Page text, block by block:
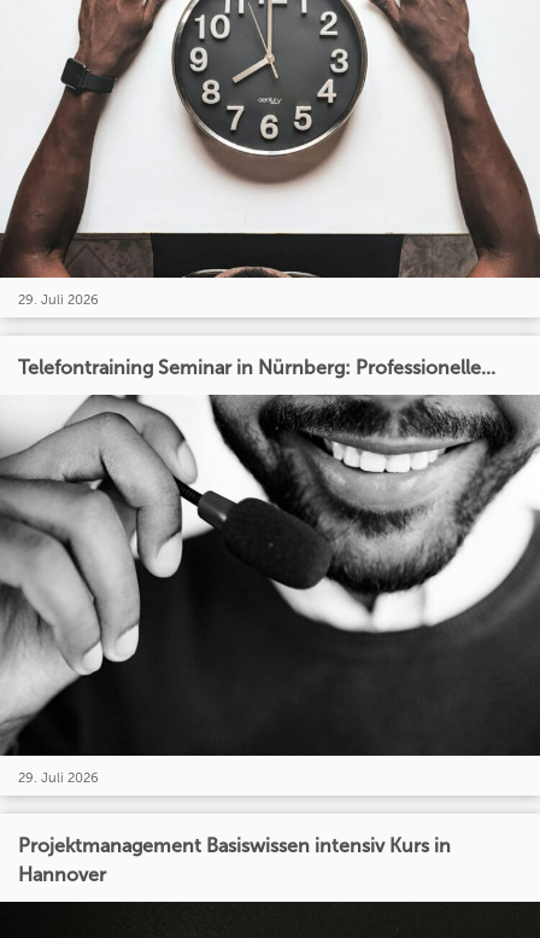
29. Juli 2026
Telefontraining Seminar in Nürnberg: Professionelle...
29. Juli 2026
Projektmanagement Basiswissen intensiv Kurs in
Hannover